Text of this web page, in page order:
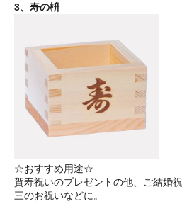
3、寿の枡
☆おすすめ用途☆
賀寿祝いのプレゼントの他、ご結婚
三のお祝いなどに。